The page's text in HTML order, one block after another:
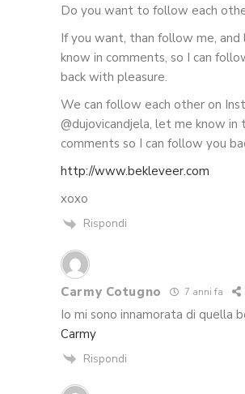
Do you want to follow each
If you want, than follow me, and
know in comments, so I can
back with pleasure.
We can follow each other on
@dujovicandjela, let me know in
comments so I can follow you
http://www.bekleveer.com
xoxo
Rispondi
Carmy Cotugno 7 anni fa
Io mi sono innamorata di quella
Carmy
Rispondi